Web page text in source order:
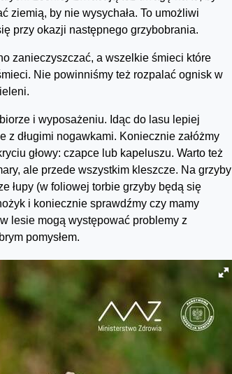
ziemią, by nie wysychała. To umożliwi
przy okazji następnego grzybobrania.
zanieczyszczać, a wszelkie śmieci które
Nie powinniśmy też rozpalać ognisk w
i wyposażeniu. Idąc do lasu lepiej
długimi nogawkami. Koniecznie załóżmy
głowy: czapce lub kapeluszu. Warto też
ale przede wszystkim kleszcze. Na grzyby
łupy (w foliowej torbie grzyby będą się
i koniecznie sprawdźmy czy mamy
lesie mogą występować problemy z
pomysłem.